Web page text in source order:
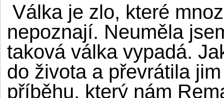
Válka je zlo, které
nepoznají. Neuměla
taková válka vypadá.
do života a převrátila
příběhu, který nám